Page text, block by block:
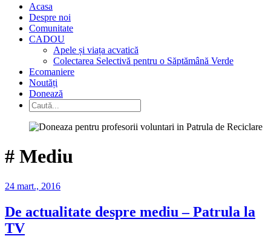
Acasa
Despre noi
Comunitate
CADOU
Apele și viața acvatică
Colectarea Selectivă pentru o Săptămână Verde
Ecomaniere
Noutăți
Donează
# Mediu
24 mart., 2016
De actualitate despre mediu – Patrula la
TV